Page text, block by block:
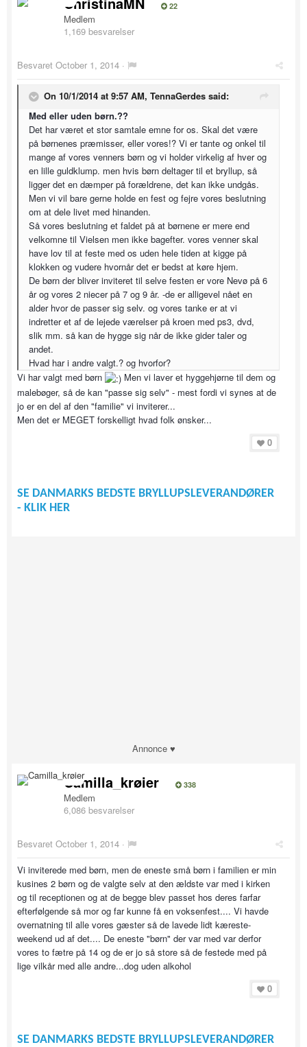
22
Medlem
1,169 besvarelser
Besvaret October 1, 2014 ·
On 10/1/2014 at 9:57 AM, TennaGerdes said:
Med eller uden børn.??
Det har været et stor samtale emne for os. Skal det være
på børnenes præmisser, eller vores!? Vi er tante og onkel til
mange af vores venners børn og vi holder virkelig af hver og
en lille guldklump. men hvis børn deltager til et bryllup, så
ligger det en dæmper på forældrene, det kan ikke undgås.
Men vi vil bare gerne holde en fest og fejre vores beslutning
om at dele livet med hinanden.
Så vores beslutning et faldet på at børnene er mere end
velkomne til Vielsen men ikke bagefter. vores venner skal
have lov til at feste med os uden hele tiden at kigge på
klokken og vudere hvornår det er bedst at køre hjem.
De børn der bliver inviteret til selve festen er vore Nevø på 6
år og vores 2 niecer på 7 og 9 år. -de er alligevel nået en
alder hvor de passer sig selv. og vores tanke er at vi
indretter et af de lejede værelser på kroen med ps3, dvd,
slik mm. så kan de hygge sig når de ikke gider taler og
andet.
Hvad har i andre valgt.? og hvorfor?
Vi har valgt med børn
Men vi laver et hyggehjørne til dem og
malebøger, så de kan "passe sig selv" - mest fordi vi synes at de
jo er en del af den "familie" vi inviterer...
Men det er MEGET forskelligt hvad folk ønsker...
0
SE DANMARKS BEDSTE BRYLLUPSLEVERANDØRER
- KLIK HER
Annonce ♥
Camilla_krøier 338
Medlem
6,086 besvarelser
Besvaret October 1, 2014 ·
Vi inviterede med børn, men de eneste små børn i familien er min
kusines 2 børn og de valgte selv at den ældste var med i kirken
og til receptionen og at de begge blev passet hos deres farfar
efterfølgende så mor og far kunne få en voksenfest.... Vi havde
overnatning til alle vores gæster så de lavede lidt kæreste-
weekend ud af det.... De eneste "børn" der var med var derfor
vores to fætre på 14 og de er jo så store så de festede med på
lige vilkår med alle andre...dog uden alkohol
0
SE DANMARKS BEDSTE BRYLLUPSLEVERANDØRER